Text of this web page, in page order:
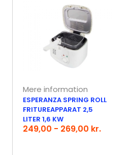
Mere information
ESPERANZA SPRING ROLL
FRITUREAPPARAT 2,5
LITER 1,6 KW
249,00 - 269,00 kr.